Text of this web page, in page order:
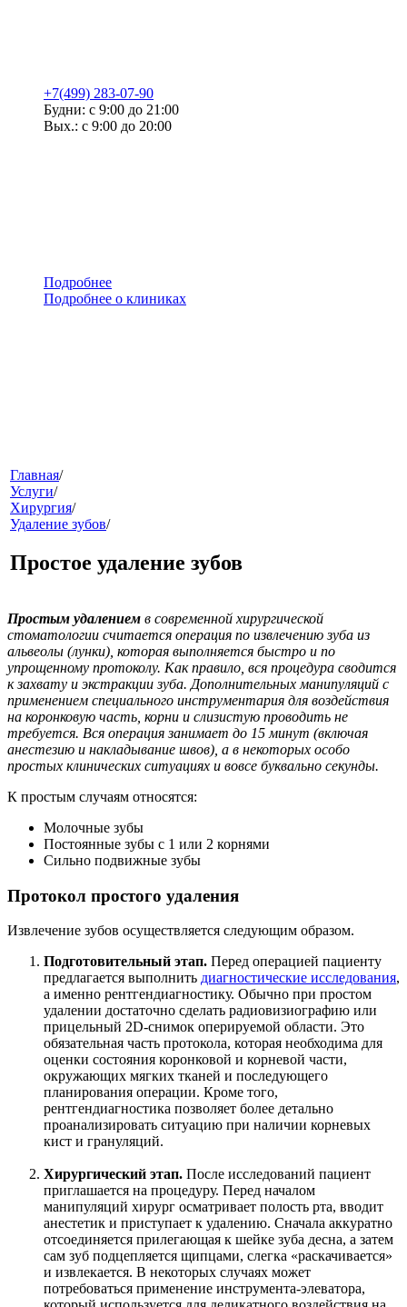
+7(499) 283-07-90
Будни: с 9:00 до 21:00
Вых.: с 9:00 до 20:00
Подробнее
Подробнее о клиниках
меню
звонок
клиники
Главная/
Услуги/
Хирургия/
Удаление зубов/
Простое удаление зубов
Простым удалением в современной хирургической
стоматологии считается операция по извлечению зуба из
альвеолы (лунки), которая выполняется быстро и по
упрощенному протоколу. Как правило, вся процедура сводится
к захвату и экстракции зуба. Дополнительных манипуляций с
применением специального инструментария для воздействия
на коронковую часть, корни и слизистую проводить не
требуется. Вся операция занимает до 15 минут (включая
анестезию и накладывание швов), а в некоторых особо
простых клинических ситуациях и вовсе буквально секунды.
К простым случаям относятся:
Молочные зубы
Постоянные зубы с 1 или 2 корнями
Сильно подвижные зубы
Протокол простого удаления
Извлечение зубов осуществляется следующим образом.
Подготовительный этап. Перед операцией пациенту
предлагается выполнить диагностические исследования,
а именно рентгендиагностику. Обычно при простом
удалении достаточно сделать радиовизиографию или
прицельный 2D-снимок оперируемой области. Это
обязательная часть протокола, которая необходима для
оценки состояния коронковой и корневой части,
окружающих мягких тканей и последующего
планирования операции. Кроме того,
рентгендиагностика позволяет более детально
проанализировать ситуацию при наличии корневых
кист и грануляций.
Хирургический этап. После исследований пациент
приглашается на процедуру. Перед началом
манипуляций хирург осматривает полость рта, вводит
анестетик и приступает к удалению. Сначала аккуратно
отсоединяется прилегающая к шейке зуба десна, а затем
сам зуб подцепляется щипцами, слегка «раскачивается»
и извлекается. В некоторых случаях может
потребоваться применение инструмента-элеватора,